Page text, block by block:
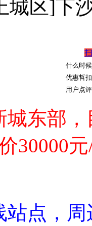
城区]下
什么时
优惠哲扣
用户点评
城东部
30000
站点，